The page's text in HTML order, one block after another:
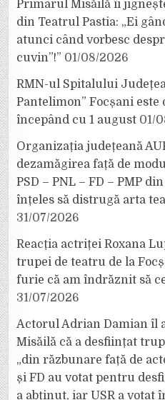
Primarul Misăilă îi
din Teatrul Pastia: „Ei
atunci când vorbesc
cuvin”!” 01/08/2026
RMN-ul Spitalului
Pantelimon” Focșani
începând cu 1 august 01/
Organizația județeană
dezamăgirea față de
PSD – PNL – FD – PMP
înțeles să distrugă arta
31/07/2026
Reacția actriței Roxana
trupei de teatru de la
furie că am îndrăznit să
31/07/2026
Actorul Adrian Damian îl
Misăilă că a desființat
„din răzbunare față de
și FD au votat pentru
a abținut, iar USR a votat